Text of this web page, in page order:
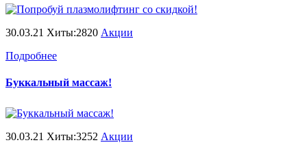
30.03.21 Хиты:2820 Акции
Подробнее
Буккальный массаж!
30.03.21 Хиты:3252 Акции